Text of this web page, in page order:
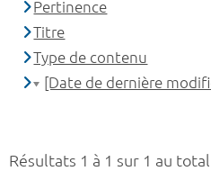
Résultats 1 à 1 sur 1 au total
Pertinence
Titre
Type de contenu
[Date de dernière